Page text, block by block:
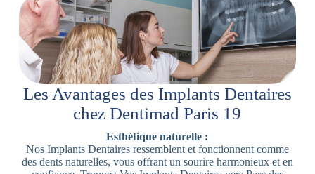
Les Avantages des Implants Dentaires
chez Dentimad Paris 19
Esthétique naturelle :
Nos Implants Dentaires ressemblent et fonctionnent comme
des dents naturelles, vous offrant un sourire harmonieux et en